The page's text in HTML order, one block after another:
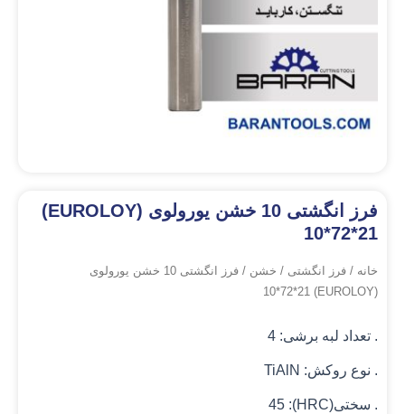
فرز انگشتی 10 خشن یورولوی (EUROLOY)
10*72*21
خانه / فرز انگشتی / خشن
/ فرز انگشتی 10 خشن یورولوی
(EUROLOY) 10*72*21
. تعداد لبه برشی: 4
. نوع روکش: TiAlN
. سختی(HRC): 45